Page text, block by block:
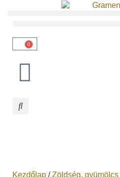
0
Kezdőlap /Zöldség, gyümölcs